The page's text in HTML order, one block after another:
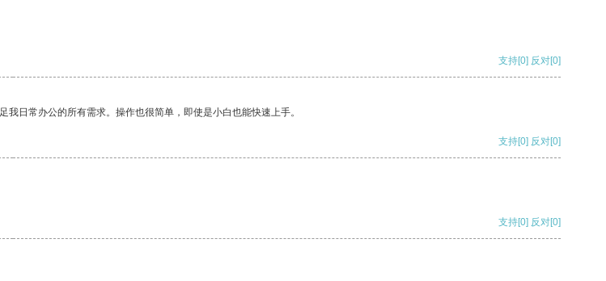
支持[0] 反对[0]
日常办公的所有需求。操作也很简单，即使是小白也能快速上手。
支持[0] 反对[0]
支持[0] 反对[0]